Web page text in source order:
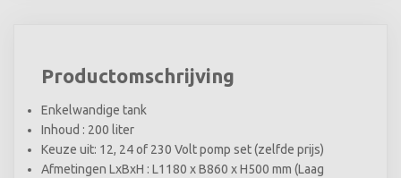
Productomschrijving
Enkelwandige tank
Inhoud : 200 liter
Keuze uit: 12, 24 of 230 Volt pomp set (zelfde prijs)
Afmetingen LxBxH : L1180 x B860 x H500 mm (Laag